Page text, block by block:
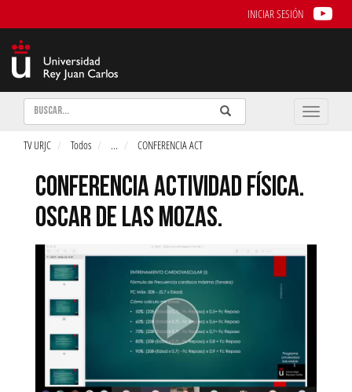
INICIAR SESIÓN
Buscar Enviar
Buscar
Toggle
TV URJC Todos ... CONFERENCIA ACT
CONFERENCIA ACTIVIDAD FÍSICA.
OSCAR DE LAS MOZAS.